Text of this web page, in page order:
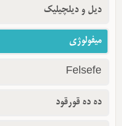
دیل و دیلچیلیک
میفولوژی
Felsefe
ده ده قورقود